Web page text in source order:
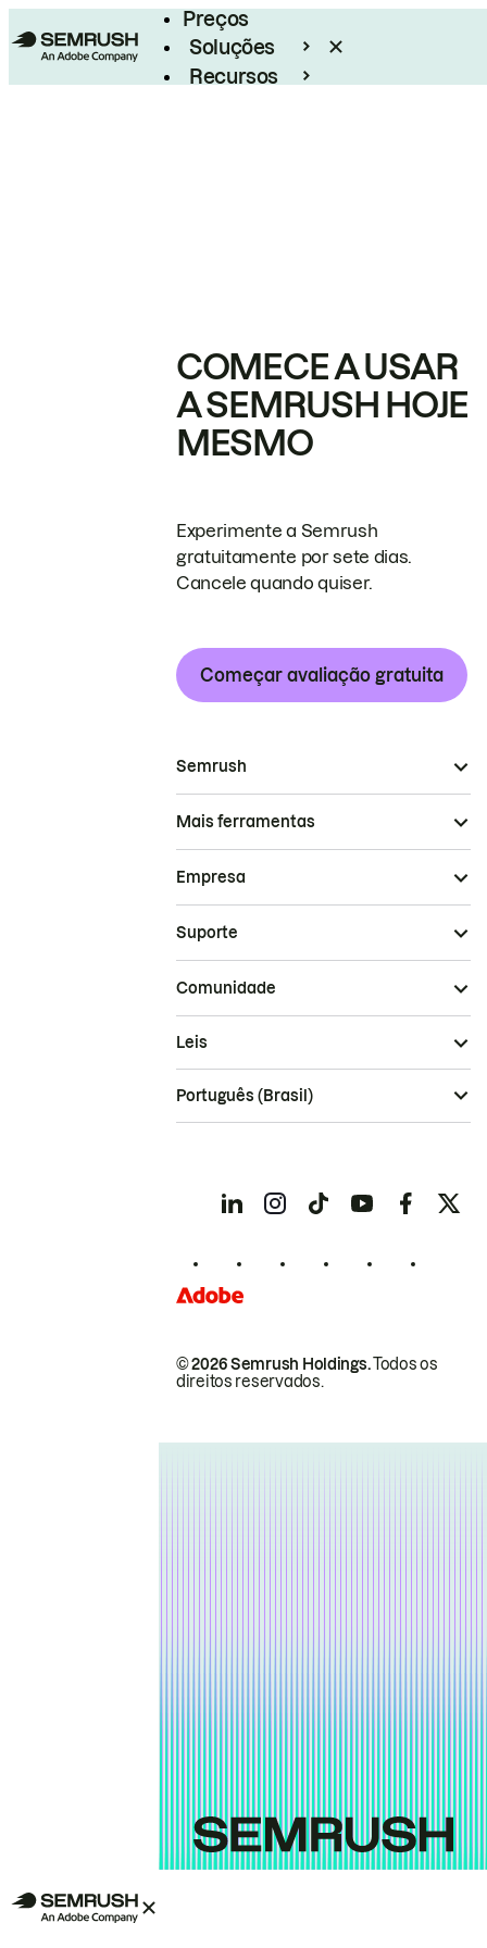
Preços
Soluções
Recursos
COMECE A USAR
A SEMRUSH HOJE
MESMO
Experimente a Semrush
gratuitamente por sete dias.
Cancele quando quiser.
Começar avaliação gratuita
Semrush
Mais ferramentas
Empresa
Suporte
Comunidade
© 2026 Semrush Holdings.Todos os
direitos reservados.
Leis
Português (Brasil)